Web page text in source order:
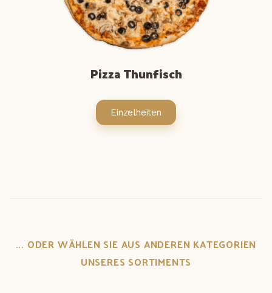
Pizza Thunfisch
Einzelheiten
... ODER WÄHLEN SIE AUS ANDEREN KATEGORIEN
UNSERES SORTIMENTS